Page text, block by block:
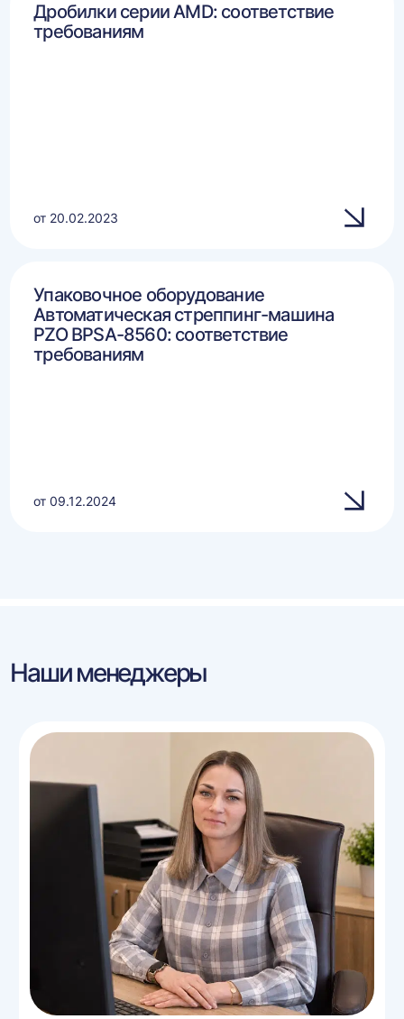
Дробилки серии AMD: соответствие
требованиям
от 20.02.2023
Упаковочное оборудование
Автоматическая стреппинг-машина
PZO BPSA-8560: соответствие
требованиям
от 09.12.2024
Наши менеджеры